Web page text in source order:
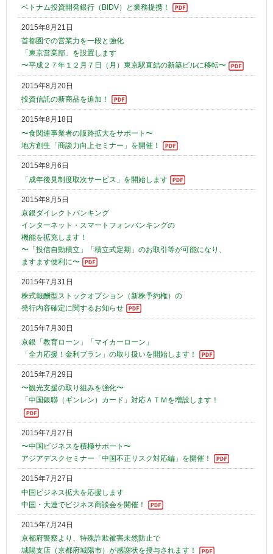
ベトナム投資開発銀行（BIDV）と業務提携！
2015年8月21日
首都圏での営業力を一段と強化
「東京営業部」を設置します
〜平成２７年１２月７日（月）東京駅直結の新築ビルに移転〜
2015年8月20日
投資信託の新商品を追加！
2015年8月18日
〜食関連事業者の販路拡大をサポート〜
地方創生「商談力向上セミナー」を開催！
2015年8月6日
「成年後見制度取次サービス」を開始します
2015年8月5日
京銀ダイレクトバンキング
インターネット・スマートフォンバンキングの
機能を拡充します！
〜「投信自動積立」「積立式定期」のお取引等が可能になり、
ますます便利に〜
2015年7月31日
株式報酬型ストックオプション（新株予約権）の
発行内容確定に関するお知らせ
2015年7月30日
京銀「教育ローン」「マイカーローン」
「全力応援！金利プラン」の取り扱いを開始します！
2015年7月29日
〜観光支援の取り組みを強化〜
「中国銀聯（ギンレン）カード」対応ＡＴＭを増設します！
2015年7月27日
〜中国ビジネスを積極サポート〜
アジアデスクセミナー「中国不正リスク対応編」を開催！
2015年7月27日
中国ビジネス拡大を応援します
中国・大連でビジネス商談会を開催！
2015年7月24日
京都府警察より、特殊詐欺被害未然防止で
城陽支店（京都府城陽市）が感謝状を授与されます！